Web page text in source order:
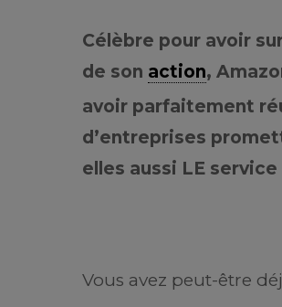
Célèbre pour avoir
de son action,
avoir parfaitement
d’entreprises
elles aussi LE
Vous avez peut-être